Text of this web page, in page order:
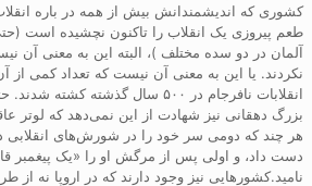
کشوری که اندیشمندانش بیش از همه در باره انقلاب
طعم پیروزی یک انقلاب را تاکنون نچشیده‌ است
آلمان در دو سده مختلف )، البته این به معنی آن
نکردند. یا این به معنی آن نیست که تعداد کمی از
انقلابات نافرجام در ۵۰۰ سال
بزرگ دهقانی نیز شهادت از این نمی‌دهد که لوتر
هر چند که دومی سر خود را در شورش‌های انقلابی
دست داد، و اولی پس از مرگش او را «یک پیغمبر
نامید.کشورهایی نیز وجود دارند که در اروپا نه از